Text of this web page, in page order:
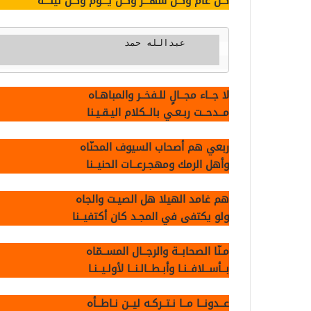
لا جــاء مجــالٍ للـفخــر والمباهـاه
مــدحــت ربـعـي بالــكلام اليـقـيـنا
ربعي هم أصحاب السيوف المحنّاه
وأهل الرمك ومهجـرعــات الحنيــنا
هم غامد الهيلا هل الصيـت والجاه
ولو يكتفى في المجـد كان أكتفيــنا
مـنّا الصحابــة والرجــال المســمّاه
بــأســلافــنـا وأبـطــالـنــا لأولـيــنـا
عــدونــا مــا نـتــركـه ليــن نـاطــأه